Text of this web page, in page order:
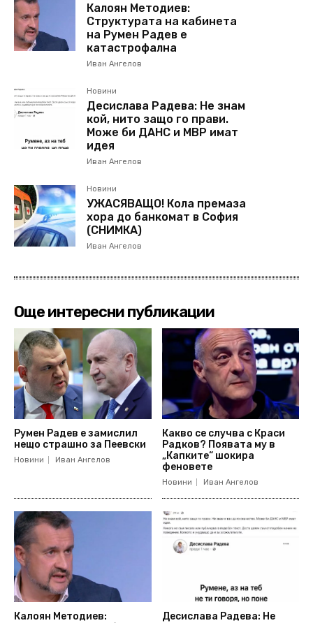
Калоян Методиев:
Структурата на кабинета
на Румен Радев е
катастрофална
Иван Ангелов
Новини
Десислава Радева: Не знам
кой, нито защо го прави.
Може би ДАНС и МВР имат
идея
Иван Ангелов
Новини
УЖАСЯВАЩО! Кола премаза
хора до банкомат в София
(СНИМКА)
Иван Ангелов
Още интересни публикации
Румен Радев е замислил
нещо страшно за Пеевски
Новини Иван Ангелов
Какво се случва с Краси
Радков? Появата му в
„Капките“ шокира
феновете
Новини Иван Ангелов
Калоян Методиев:
Десислава Радева: Не